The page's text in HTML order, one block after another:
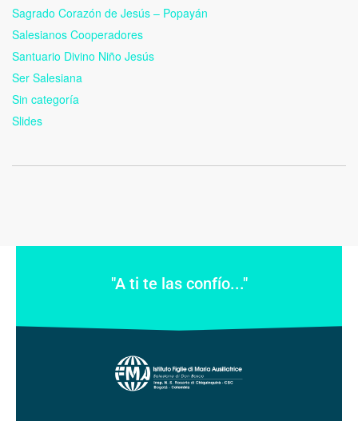
Sagrado Corazón de Jesús – Popayán
Salesianos Cooperadores
Santuario Divino Niño Jesús
Ser Salesiana
Sin categoría
Slides
"A ti te las confío..."